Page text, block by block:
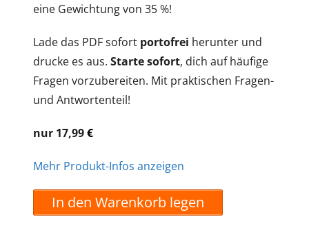
eine Gewichtung von 35 %!
Lade das PDF sofort portofrei herunter und
drucke es aus. Starte sofort, dich auf häufige
Fragen vorzubereiten. Mit praktischen Fragen-
und Antwortenteil!
nur 17,99€
Mehr Produkt-Infos anzeigen
In den Warenkorb legen